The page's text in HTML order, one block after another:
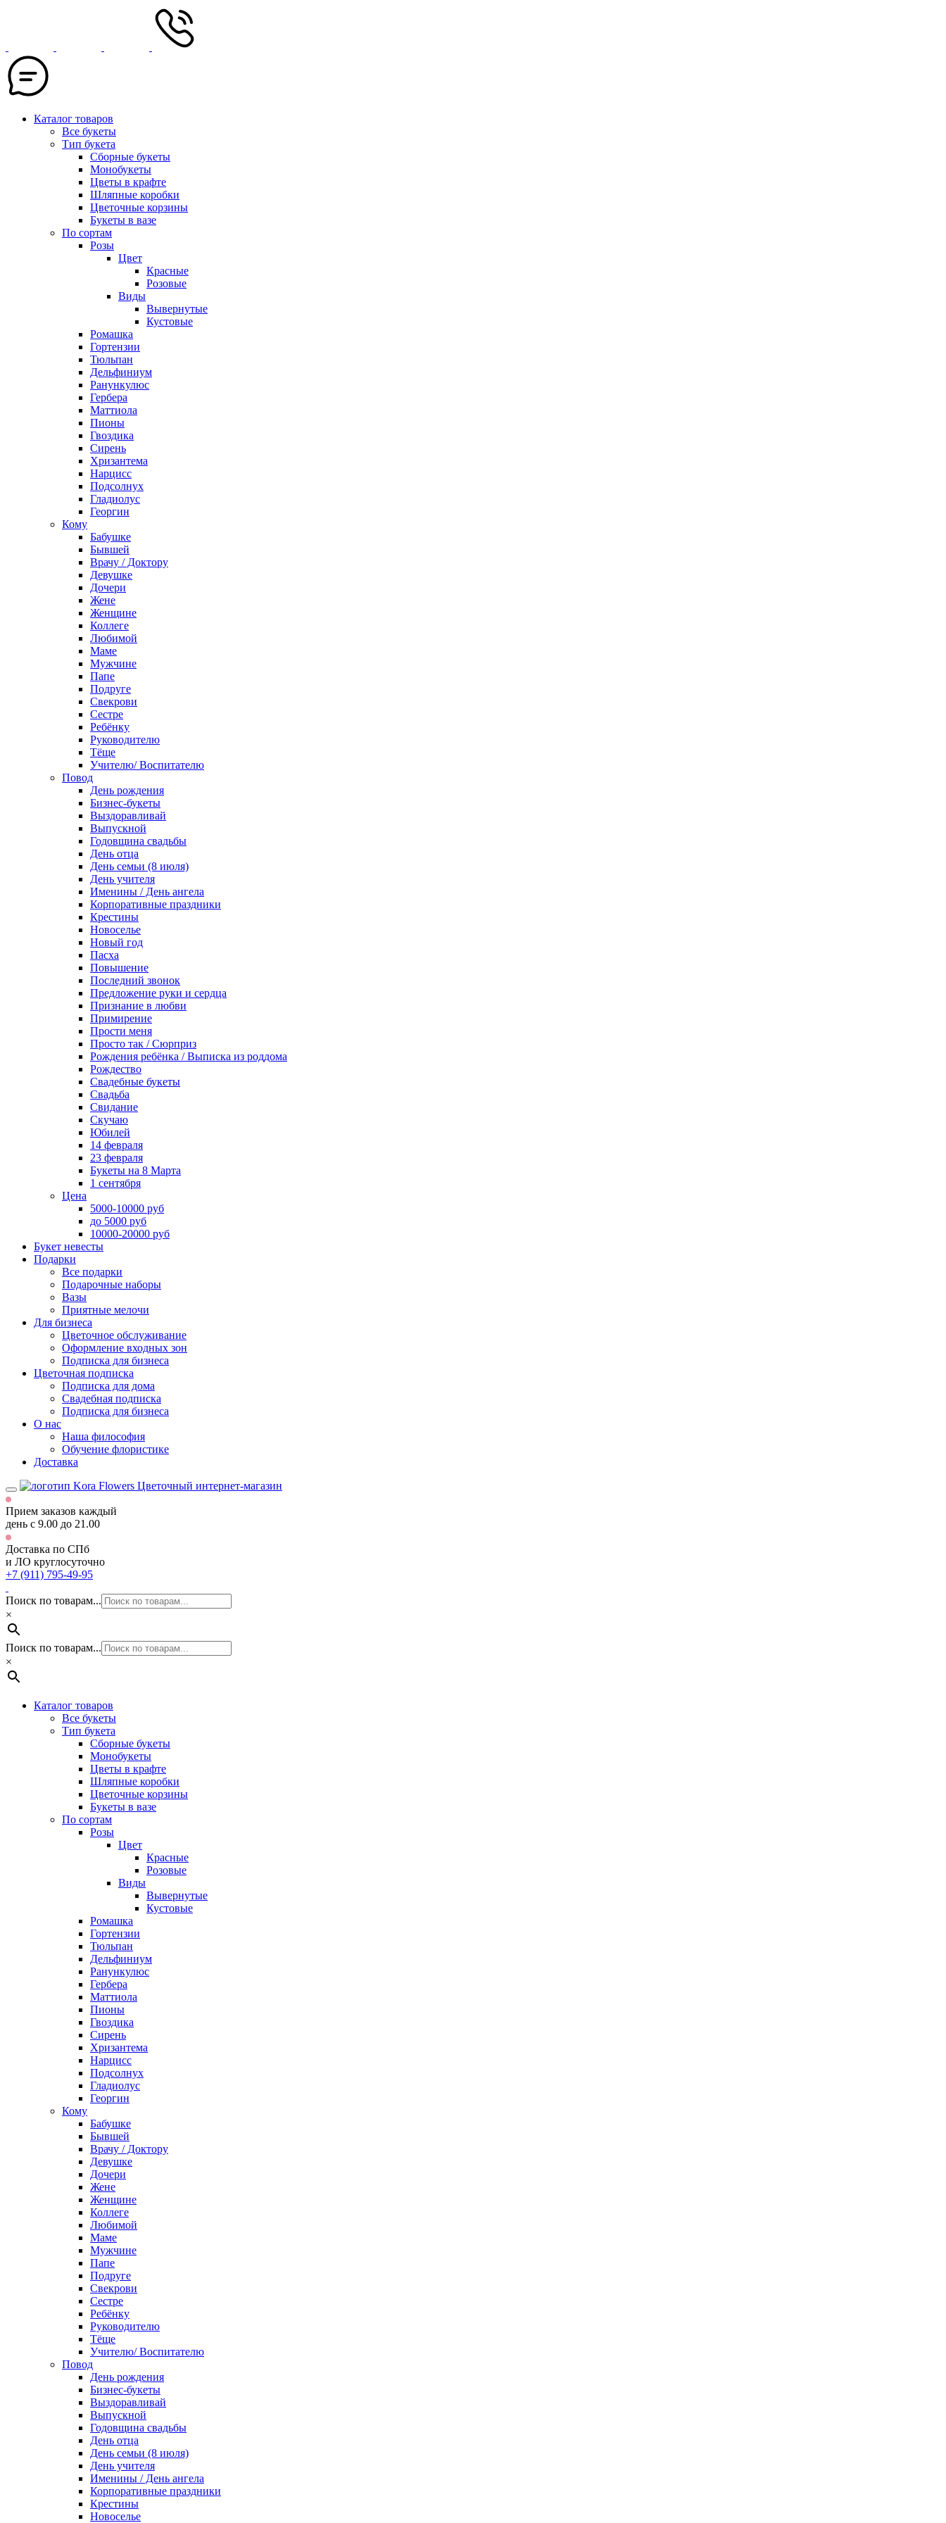
Каталог товаров
Все букеты
Тип букета
Сборные букеты
Монобукеты
Цветы в крафте
Шляпные коробки
Цветочные корзины
Букеты в вазе
По сортам
Розы
Цвет
Красные
Розовые
Виды
Вывернутые
Кустовые
Ромашка
Гортензии
Тюльпан
Дельфиниум
Ранункулюс
Гербера
Маттиола
Пионы
Гвоздика
Сирень
Хризантема
Нарцисс
Подсолнух
Гладиолус
Георгин
Кому
Бабушке
Бывшей
Врачу / Доктору
Девушке
Дочери
Жене
Женщине
Коллеге
Любимой
Маме
Мужчине
Папе
Подруге
Свекрови
Сестре
Ребёнку
Руководителю
Тёще
Учителю/ Воспитателю
Повод
День рождения
Бизнес-букеты
Выздоравливай
Выпускной
Годовщина свадьбы
День отца
День семьи (8 июля)
День учителя
Именины / День ангела
Корпоративные праздники
Крестины
Новоселье
Новый год
Пасха
Повышение
Последний звонок
Предложение руки и сердца
Признание в любви
Примирение
Прости меня
Просто так / Сюрприз
Рождения ребёнка / Выписка из роддома
Рождество
Свадебные букеты
Свадьба
Свидание
Скучаю
Юбилей
14 февраля
23 февраля
Букеты на 8 Марта
1 сентября
Цена
5000-10000 руб
до 5000 руб
10000-20000 руб
Букет невесты
Подарки
Все подарки
Подарочные наборы
Вазы
Приятные мелочи
Для бизнеса
Цветочное обслуживание
Оформление входных зон
Подписка для бизнеса
Цветочная подписка
Подписка для дома
Свадебная подписка
Подписка для бизнеса
О нас
Наша философия
Обучение флористике
Доставка
Цветочный интернет-магазин
Прием заказов каждый
день с 9.00 до 21.00
Доставка по СПб
и ЛО круглосуточно
+7 (911) 795-49-95
Поиск по товарам...
×
Поиск по товарам...
×
Каталог товаров
Все букеты
Тип букета
Сборные букеты
Монобукеты
Цветы в крафте
Шляпные коробки
Цветочные корзины
Букеты в вазе
По сортам
Розы
Цвет
Красные
Розовые
Виды
Вывернутые
Кустовые
Ромашка
Гортензии
Тюльпан
Дельфиниум
Ранункулюс
Гербера
Маттиола
Пионы
Гвоздика
Сирень
Хризантема
Нарцисс
Подсолнух
Гладиолус
Георгин
Кому
Бабушке
Бывшей
Врачу / Доктору
Девушке
Дочери
Жене
Женщине
Коллеге
Любимой
Маме
Мужчине
Папе
Подруге
Свекрови
Сестре
Ребёнку
Руководителю
Тёще
Учителю/ Воспитателю
Повод
День рождения
Бизнес-букеты
Выздоравливай
Выпускной
Годовщина свадьбы
День отца
День семьи (8 июля)
День учителя
Именины / День ангела
Корпоративные праздники
Крестины
Новоселье